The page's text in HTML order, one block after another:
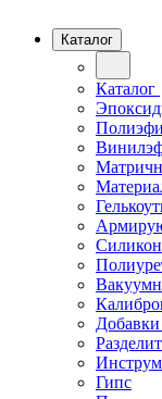
Каталог
Каталог
Гипс